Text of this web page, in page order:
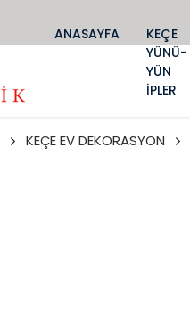
ANASAYFA
KEÇE
YÜNÜ-
YÜN
İPLER
KEÇE EV DEKORASYON